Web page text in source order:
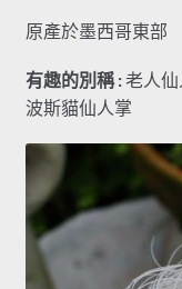
原產於墨西哥東部
有趣的別稱 :老人仙
波斯貓仙人掌